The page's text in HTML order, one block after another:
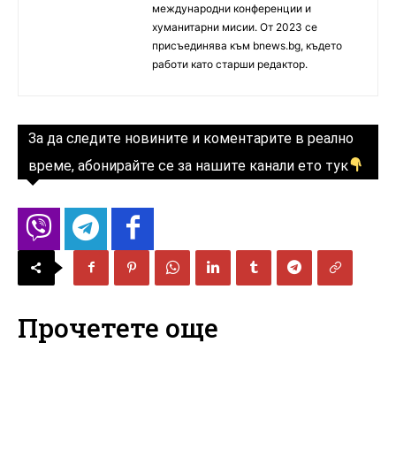
международни конференции и
хуманитарни мисии. От 2023 се
присъединява към bnews.bg, където
работи като старши редактор.
За да следите новините и коментарите в реално
време, абонирайте се за нашите канали ето тук
Прочетете още